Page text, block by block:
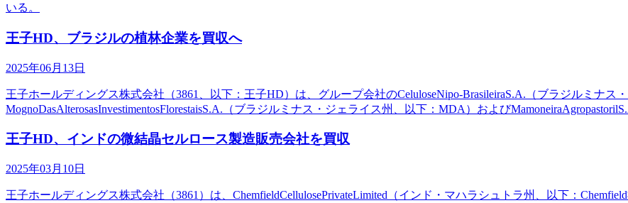
いる。
王子HD、ブラジルの植林企業を買収へ
2025年06月13日
王子ホールディングス株式会社（3861、以下：王子HD）は、グループ会社のCeluloseNipo-BrasileiraS.A.（ブラジルミナス
MognoDasAlterosasInvestimentosFlorestaisS.A.（ブラジルミナス・ジェライス州、以下：MDA）および
王子HD、インドの微結晶セルロース製造販売会社を買収
2025年03月10日
王子ホールディングス株式会社（3861）は、ChemfieldCellulosePrivateLimited（インド・マハラシュトラ州、以下：